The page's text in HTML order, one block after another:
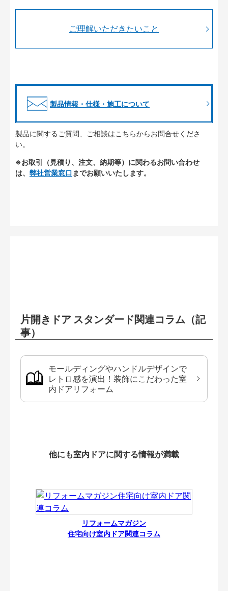
ご理解いただきたいこと
製品情報・仕様・施工について
製品に関するご質問、ご相談はこちらからお問合せくださ
い。
※お取引（見積り、注文、納期等）に関わるお問い合わせ
は、 弊社営業窓口 までお願いいたします。
片開きドア スタンダード関連コラム（記
事）
モールディングやハンドルデザインで
レトロ感を演出！装飾にこだわった室
内ドアリフォーム
他にも室内ドアに関する情報が満載
リフォームマガジン
住宅向け室内ドア関連コラム